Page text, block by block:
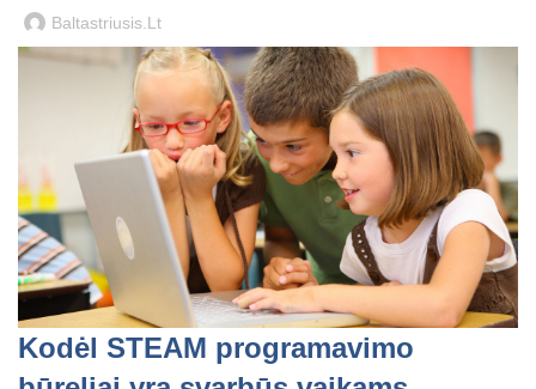
Baltastriusis.lt
Kodėl STEAM programavimo